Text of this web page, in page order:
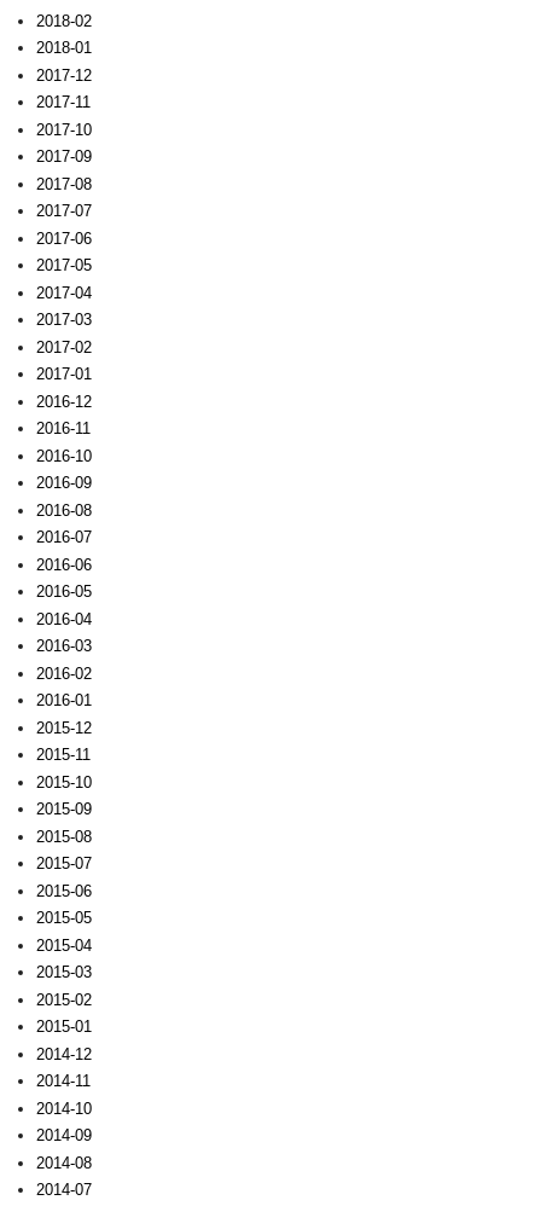
2018-02
2018-01
2017-12
2017-11
2017-10
2017-09
2017-08
2017-07
2017-06
2017-05
2017-04
2017-03
2017-02
2017-01
2016-12
2016-11
2016-10
2016-09
2016-08
2016-07
2016-06
2016-05
2016-04
2016-03
2016-02
2016-01
2015-12
2015-11
2015-10
2015-09
2015-08
2015-07
2015-06
2015-05
2015-04
2015-03
2015-02
2015-01
2014-12
2014-11
2014-10
2014-09
2014-08
2014-07